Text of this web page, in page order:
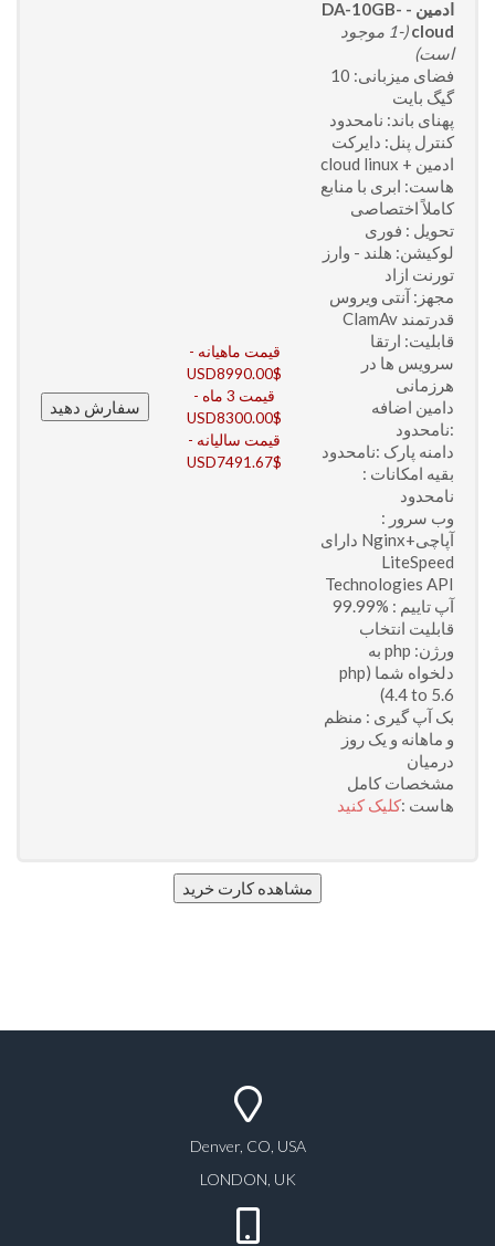
ادمین - DA-10GB-
cloud
(-1 موجود
است)
فضای میزبانی: 10
گیگ بایت
پهنای باند: نامحدود
کنترل پنل: دایرکت
ادمین + cloud linux
هاست: ابری با منابع
کاملاً اختصاصی
تحویل : فوری
لوکیشن: هلند - وارز
تورنت ازاد
مجهز: آنتی ویروس
قدرتمند ClamAv
قابلیت: ارتقا
سرویس ها در
هرزمانی
دامین اضافه
:نامحدود
دامنه پارک :نامحدود
بقیه امکانات :
نامحدود
وب سرور :
آپاچی+Nginx دارای
LiteSpeed
Technologies API
آپ تاییم : %99.99
قابلیت انتخاب
ورژن: php به
دلخواه شما (php
4.4 to 5.6)
بک آپ گیری : منظم
و ماهانه و یک روز
درمیان
مشخصات کامل
هاست :کلیک کنید
قیمت ماهیانه -
USD8990.00$
قیمت 3 ماه -
USD8300.00$
قیمت سالیانه -
USD7491.67$
Denver, CO, USA
LONDON, UK